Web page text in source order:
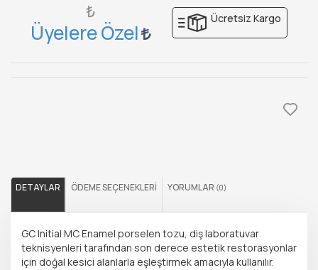
₺
Üyelere Özel
Ücretsiz Kargo
DETAYLAR ÖDEME SEÇENEKLERI YORUMLAR (0)
GC Initial MC Enamel porselen tozu, diş laboratuvar
teknisyenleri tarafından son derece estetik restorasyonlar
için doğal kesici alanlarla eşleştirmek amacıyla kullanılır.